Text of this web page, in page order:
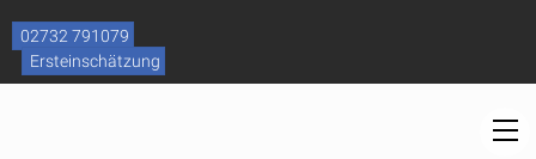
content
02732 791079
Ersteinschätzung